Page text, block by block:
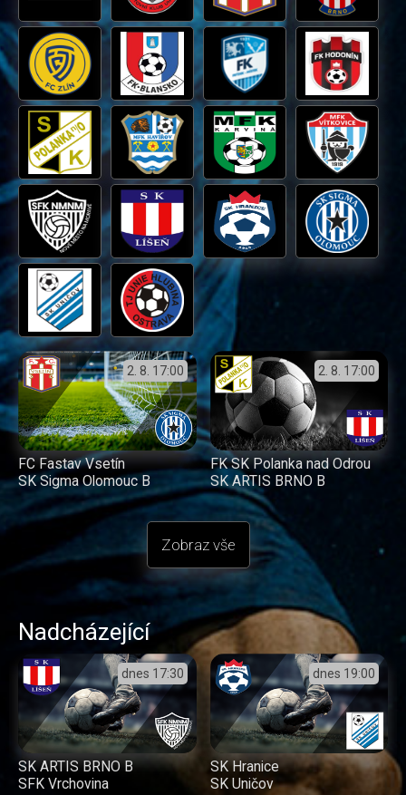
2. 8. 17:00
FC Fastav Vsetín
SK Sigma Olomouc B
2. 8. 17:00
FK SK Polanka nad Odrou
SK ARTIS BRNO B
Zobraz vše
Nadcházející
dnes 17:30
SK ARTIS BRNO B
SFK Vrchovina
dnes 19:00
SK Hranice
SK Uničov